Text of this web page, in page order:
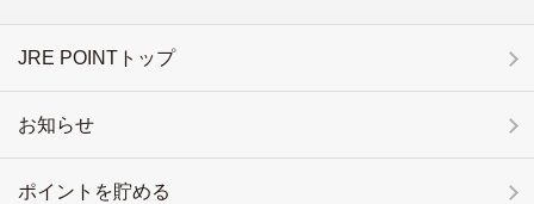
JRE POINTトップ
お知らせ
ポイントを貯める